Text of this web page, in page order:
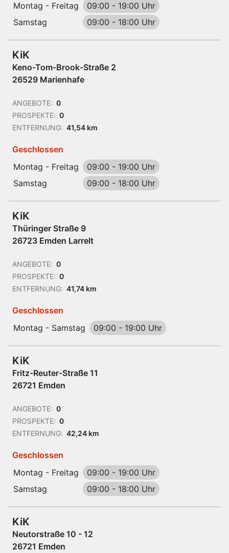
Montag - Freitag
09:00 - 19:00 Uhr
Samstag
09:00 - 18:00 Uhr
KiK
Keno-Tom-Brook-Straße 2
26529 Marienhafe
ANGEBOTE: 0
PROSPEKTE: 0
ENTFERNUNG: 41,54 km
Geschlossen
Montag - Freitag
09:00 - 19:00 Uhr
Samstag
09:00 - 18:00 Uhr
KiK
Thüringer Straße 9
26723 Emden Larrelt
ANGEBOTE: 0
PROSPEKTE: 0
ENTFERNUNG: 41,74 km
Geschlossen
Montag - Samstag
09:00 - 19:00 Uhr
KiK
Fritz-Reuter-Straße 11
26721 Emden
ANGEBOTE: 0
PROSPEKTE: 0
ENTFERNUNG: 42,24 km
Geschlossen
Montag - Freitag
09:00 - 19:00 Uhr
Samstag
09:00 - 18:00 Uhr
KiK
Neutorstraße 10 - 12
26721 Emden